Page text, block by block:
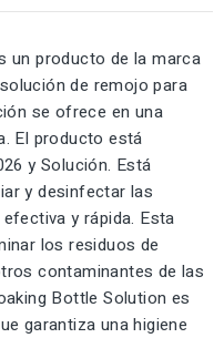
un producto de la marca
de remojo para
se ofrece en una
El producto está
y Solución. Está
y desinfectar las
y rápida. Esta
los residuos de
contaminantes de las
Bottle Solution es
garantiza una higiene